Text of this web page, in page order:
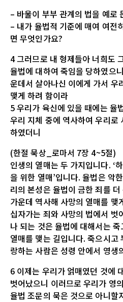
– 바울이 부부 관계의 법을 예로
– 내가 율법적 기준에 매여 여전
면 무엇인가요?
4 그러므로 내 형제들아 너희도
율법에 대하여 죽임을 당하였으
운데서 살아나신 이에게 가서 우
맺게 하려 함이라
5 우리가 육신에 있을 때에는 율
우리 지체 중에 역사하여 우리로
하였더니
(한절 묵상_로마서 7장 4~5절)
인생의 열매는 두 가지입니다. ‘
을 위한 열매’입니다. 율법은 악
리의 본성은 율법이 금한 죄를
가운데 역사해 사망의 열매를 맺
십자가는 죄와 사망의 법에서 벗
나 되는 것은 율법에 대해서는
열매를 맺는 길입니다. 죽으시고
랑하는 사람은 성령 안에서 영생
6 이제는 우리가 얽매였던 것에
벗어났으니 이러므로 우리가 영
율법 조문의 묵은 것으로 아니할